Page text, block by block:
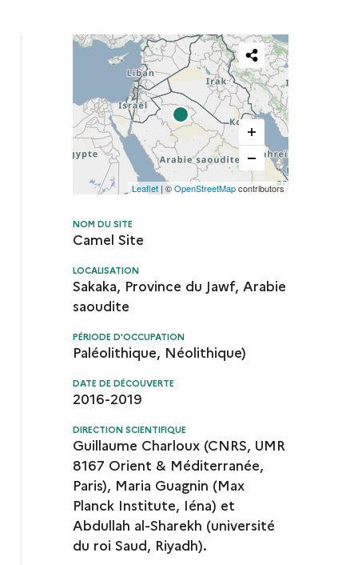
Partager
cette
carte
Leaflet| ©OpenStreetMapcontributors
NOM DU SITE
Camel Site
LOCALISATION
Sakaka, Province du Jawf, Arabie
saoudite
PÉRIODE D'OCCUPATION
Paléolithique, Néolithique)
DATE DE DÉCOUVERTE
2016-2019
DIRECTION SCIENTIFIQUE
Guillaume Charloux (CNRS, UMR
8167 Orient & Méditerranée,
Paris), Maria Guagnin (Max
Planck Institute, Iéna) et
Abdullah al-Sharekh (université
du roi Saud, Riyadh).